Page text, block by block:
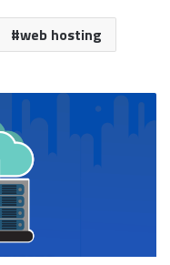
web hosting